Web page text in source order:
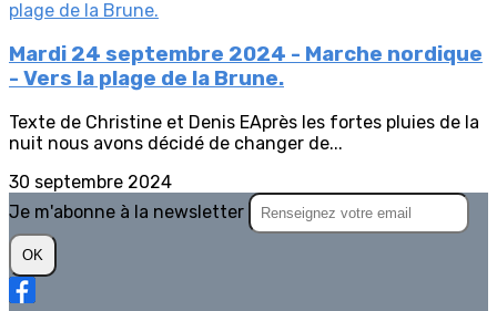
Mardi 24 septembre 2024 - Marche nordique
- Vers la plage de la Brune.
Texte de Christine et Denis EAprès les fortes pluies de la
nuit nous avons décidé de changer de...
30 septembre 2024
Je m'abonne à la newsletter
OK